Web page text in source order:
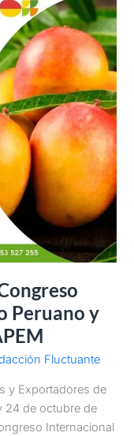
Peruano y
Fluctuante
y Exportadores de
24 de octubre de
Internacional